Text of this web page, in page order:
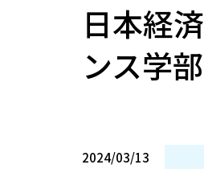
日本経
ンス学
2024/03/13